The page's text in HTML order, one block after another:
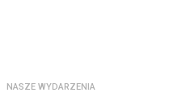
NASZE WYDARZENIA